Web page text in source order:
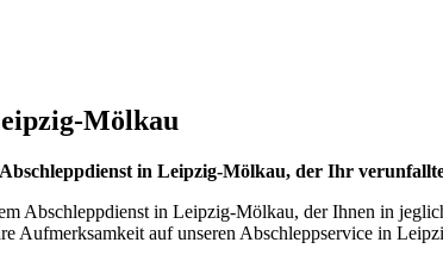
Mölkau
Abschleppdienst in Leipzig-Mölkau, der Ihr
Abschleppdienst in Leipzig-Mölkau, der Ihnen in
Aufmerksamkeit auf unseren Abschleppservice in